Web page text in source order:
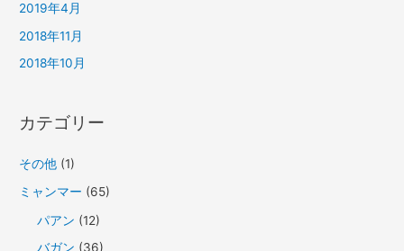
2019年4月
2018年11月
2018年10月
カテゴリー
その他 (1)
ミャンマー (65)
パアン (12)
バガン (36)